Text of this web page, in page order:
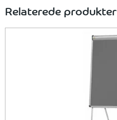
Relaterede produkter